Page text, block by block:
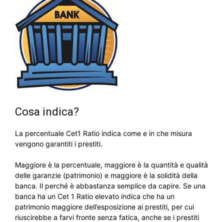
Cosa indica?
La percentuale Cet1 Ratio indica come e in che misura
vengono garantiti i prestiti.
Maggiore è la percentuale, maggiore è la quantità e qualità
delle garanzie (patrimonio) e maggiore è la solidità della
banca. Il perché è abbastanza semplice da capire. Se una
banca ha un Cet 1 Ratio elevato indica che ha un
patrimonio maggiore dell’esposizione ai prestiti, per cui
riuscirebbe a farvi fronte senza fatica, anche se i prestiti